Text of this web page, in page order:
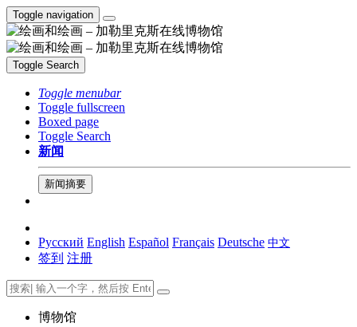
Toggle navigation
Toggle Search
Toggle menubar
Toggle fullscreen
Boxed page
Toggle Search
新闻
新闻摘要
Русский English Español Français Deutsche 中文
签到 注册
博物馆